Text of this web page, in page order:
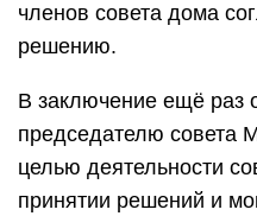
членов совета дома
решению.
В заключение ещё раз
председателю совета
целью деятельности
принятии решений и